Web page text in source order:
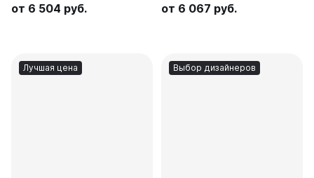
от 6 504 руб. от 6 067 руб.
Лучшая цена Выбор дизайнеров